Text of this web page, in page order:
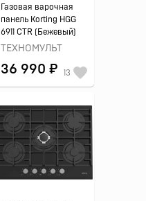
Газовая варочная
панель Korting HGG
6911 CTR (Бежевый)
ТЕХНОМУЛЬТ
36 990 ₽ 13